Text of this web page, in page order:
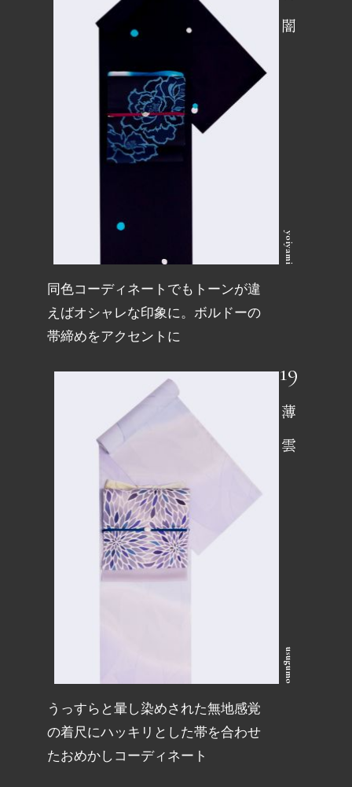
宵闇
yoiyami
同色コーディネートでもトーンが違
えばオシャレな印象に。ボルドーの
帯締めをアクセントに
薄雲
usugumo
うっすらと暈し染めされた無地感覚
の着尺にハッキリとした帯を合わせ
たおめかしコーディネート